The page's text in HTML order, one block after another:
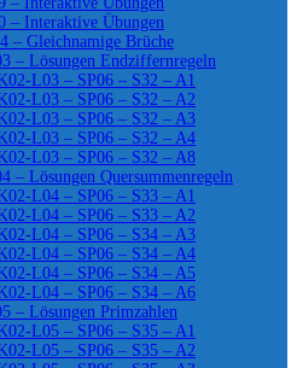
– Interaktive Übungen
– Gleichnamige Brüche
– Lösungen Endziffernregeln
L03 – SP06 – S32 – A1
L03 – SP06 – S32 – A2
L03 – SP06 – S32 – A3
L03 – SP06 – S32 – A4
L03 – SP06 – S32 – A8
– Lösungen Quersummenregeln
L04 – SP06 – S33 – A1
L04 – SP06 – S33 – A2
L04 – SP06 – S34 – A3
L04 – SP06 – S34 – A4
L04 – SP06 – S34 – A5
L04 – SP06 – S34 – A6
– Lösungen Primzahlen
L05 – SP06 – S35 – A1
L05 – SP06 – S35 – A2